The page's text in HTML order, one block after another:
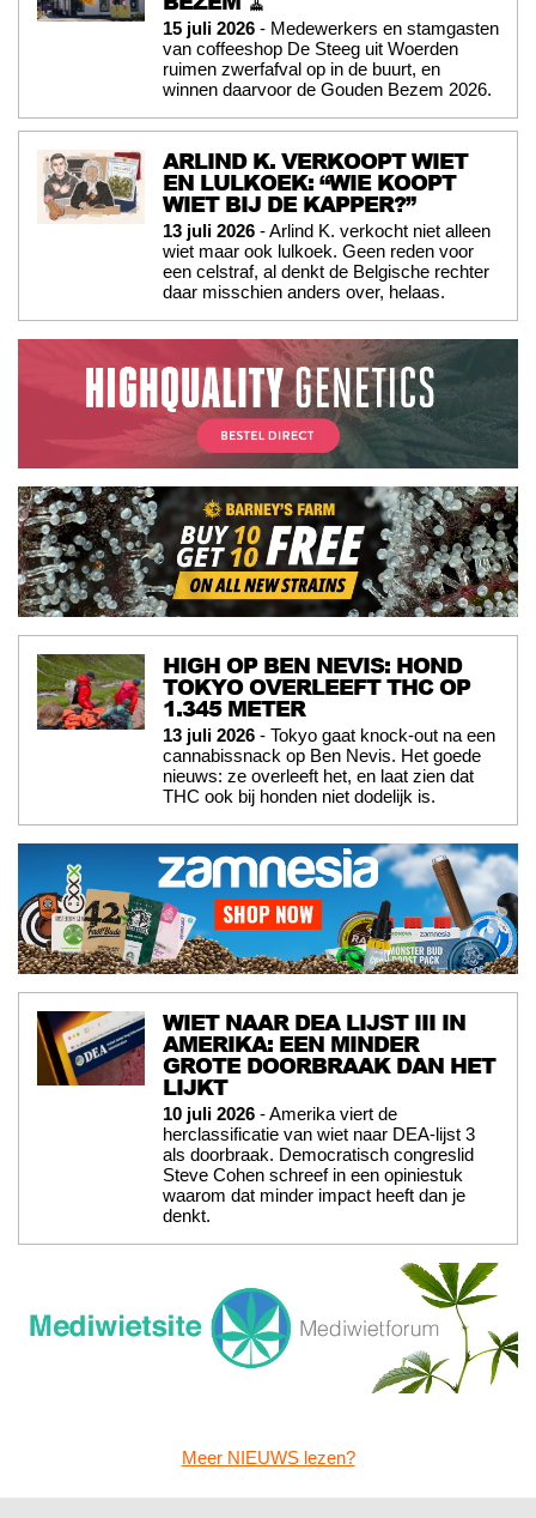
15 juli 2026 - Medewerkers en stamgasten
van coffeeshop De Steeg uit Woerden
ruimen zwerfafval op in de buurt, en
winnen daarvoor de Gouden Bezem 2026.
ARLIND K. VERKOOPT WIET
EN LULKOEK: “WIE KOOPT
WIET BIJ DE KAPPER?”
13 juli 2026 - Arlind K. verkocht niet alleen
wiet maar ook lulkoek. Geen reden voor
een celstraf, al denkt de Belgische rechter
daar misschien anders over, helaas.
HIGH OP BEN NEVIS: HOND
TOKYO OVERLEEFT THC OP
1.345 METER
13 juli 2026 - Tokyo gaat knock-out na een
cannabissnack op Ben Nevis. Het goede
nieuws: ze overleeft het, en laat zien dat
THC ook bij honden niet dodelijk is.
WIET NAAR DEA LIJST III IN
AMERIKA: EEN MINDER
GROTE DOORBRAAK DAN HET
LIJKT
10 juli 2026 - Amerika viert de
herclassificatie van wiet naar DEA-lijst 3
als doorbraak. Democratisch congreslid
Steve Cohen schreef in een opiniestuk
waarom dat minder impact heeft dan je
denkt.
Meer NIEUWS lezen?